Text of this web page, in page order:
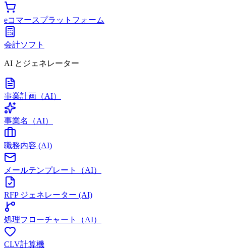
eコマースプラットフォーム
会計ソフト
AI とジェネレーター
事業計画（AI）
事業名（AI）
職務内容 (AI)
メールテンプレート（AI）
RFP ジェネレーター (AI)
処理フローチャート（AI）
CLV計算機